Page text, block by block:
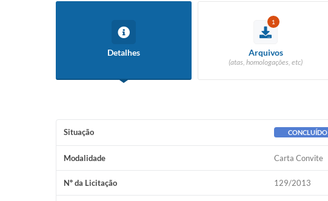
Detalhes
1
Arquivos
(atas, homologações, etc)
Situação CONCLUÍDO
Modalidade Carta Convite
Nº da Licitação 129/2013